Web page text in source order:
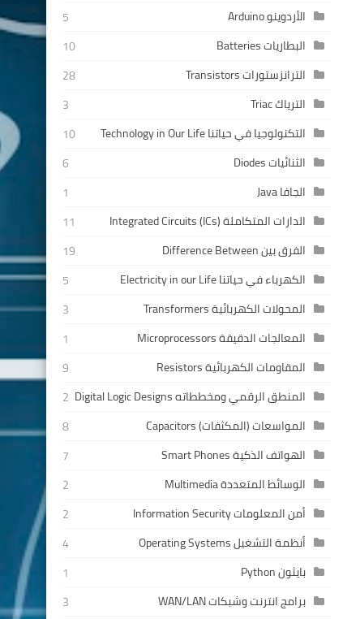
الأردوينو Arduino
5
البطاريات Batteries
10
الترانزستورات Transistors
28
الترياك Triac
3
التكنولوجيا في حياتنا Technology in Our Life
10
الثنائيات Diodes
6
الجافا Java
1
الدارات المتكاملة Integrated Circuits (ICs)
11
الفرق بين Difference Between
19
الكهرباء في حياتنا Electricity in our Life
5
المحولات الكهربائية Transformers
3
المعالجات الدقيقة Microprocessors
1
المقاومات الكهربائية Resistors
9
المنطق الرقمي ومخططاته Digital Logic Designs
2
المواسعات (المكثفات) Capacitors
8
الهواتف الذكية Smart Phones
7
الوسائط المتعددة Multimedia
2
أمن المعلومات Information Security
2
أنظمة التشغيل Operating Systems
4
بايثون Python
1
برامج انترنت وشبكات WAN/LAN
3